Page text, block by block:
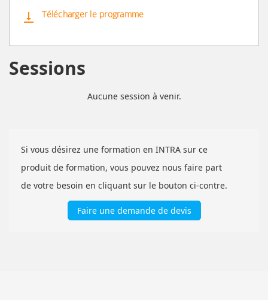
vertical_align_bottom Télécharger le programme
Sessions
Aucune session à venir.
Si vous désirez une formation en INTRA sur ce
produit de formation, vous pouvez nous faire part
de votre besoin en cliquant sur le bouton ci-contre.
Faire une demande de devis